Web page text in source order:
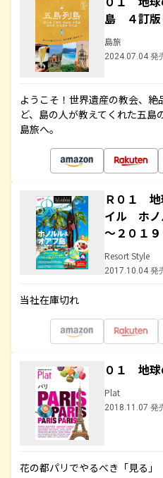
島 ４訂版
島旅
2024.07.04 発
ようこそ！世界遺産の教会、
ど、島の人が教えてくれた五島
島旅へ。
Ｒ０１ 地
イル ホノ
～２０１９
Resort Style
2017.10.04 発
当社在庫切れ
０１ 地
Plat
2018.11.07 発
花の都パリでやるべき「見る